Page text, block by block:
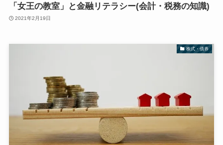
「女王の教室」と金融リテラシー(会計・税務の知識)
2021年2月19日
株式・債券